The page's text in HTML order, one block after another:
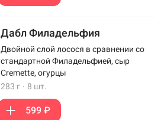
Дабл Филадельфия
Двойной слой лосося в сравнении со
стандартной Филадельфией, сыр
Cremette, огурцы
283 г · 8 шт.
599 ₽